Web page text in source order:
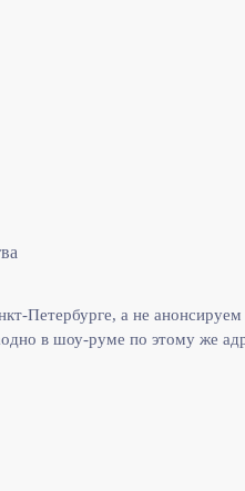
Петербурге, а не
в шоу-руме по этому же